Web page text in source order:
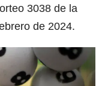
3038 de la
de 2024.